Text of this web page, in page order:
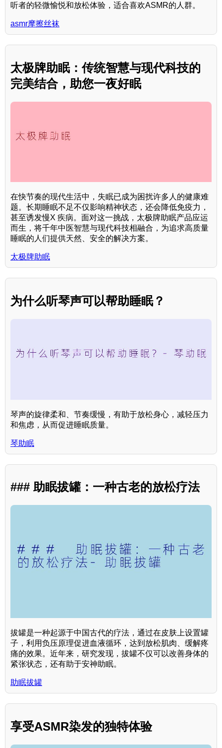
听者的轻微愉悦和放松体验，适合喜欢ASMR的人群。
asmr摩擦丝袜
太极牌助眠：传统智慧与现代科技的
完美结合，助您一夜好眠
在快节奏的现代生活中，失眠已成为困扰许多人的健康难
题。长期睡眠不足不仅影响精神状态，还会降低免疫力，
甚至诱发慢X 疾病。面对这一挑战，太极牌助眠产品应运
而生，将千年中医智慧与现代科技相融合，为追求高质量
睡眠的人们提供天然、安全的解决方案。
太极牌助眠
为什么听琴声可以帮助睡眠？
琴声的旋律柔和、节奏缓慢，有助于放松身心，减轻压力
和焦虑，从而促进睡眠质量。
琴助眠
### 助眠拔罐：一种古老的放松疗法
拔罐是一种起源于中国古代的疗法，通过在皮肤上设置罐
子，利用负压原理促进血液循环，达到放松肌肉、缓解疼
痛的效果。近年来，研究发现，拔罐不仅可以改善身体的
紧张状态，还有助于安神助眠。
助眠拔罐
享受ASMR染发的独特体验